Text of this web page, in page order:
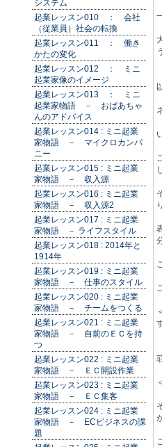
システム
起業レッスン010 ： 会社
（従業員）社会の転換
起業レッスン011 ： 働き
かたの変化
起業レッスン012 ： ミニ
起業家像のイメージ
起業レッスン013 ： ミニ
起業家物語 － おばあちゃ
んのアドバイス
起業レッスン014 : ミニ起業
家物語 － マイクロカンパ
ニー
起業レッスン015 : ミニ起業
家物語 － 収入源
起業レッスン016 : ミニ起業
家物語 － 収入源2
起業レッスン017 : ミニ起業
家物語 － ライフスタイル
起業レッスン018 : 2014年と
1914年
起業レッスン019 : ミニ起業
家物語 － 仕事のスタイル
起業レッスン020 : ミニ起業
家物語 － チームをつくる
起業レッスン021 : ミニ起業
家物語 － 自前のＥＣを持
つ
起業レッスン022 : ミニ起業
家物語 － ＥＣ開設作業
起業レッスン023 : ミニ起業
家物語 － ＥＣ集客
起業レッスン024 : ミニ起業
家物語 － ECビジネスの課
題